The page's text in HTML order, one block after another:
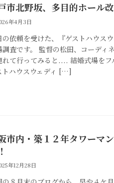
市北野坂、多目的ホール
年4月3日
の依頼を受けた、『ゲストハウス
調査です。 監督の松田、コーディ
れて行ってみると.... 結婚式場をフ
トハウスウェディ […]
市内・築１２年タワーマ
年12月28日